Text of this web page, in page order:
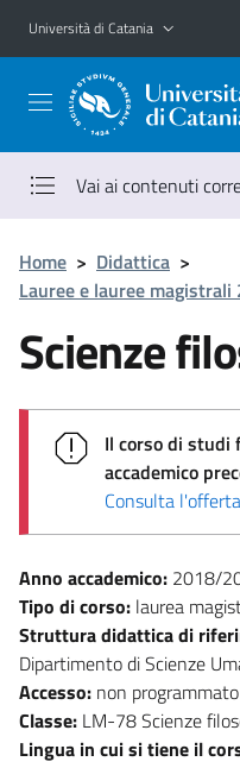
Vai al contenuto principale
Vai al menu di navigazione
Università di Catania
Vai ai contenuti
Home > Didattica >
Lauree e lauree
Scienze
Il corso di studi
accademico
Consulta
Anno accademico: 2018/
Tipo di corso: laurea
Struttura didattica di
Dipartimento di Scienze
Accesso: non programmato
Classe: LM-78 Scienze
Lingua in cui si tiene il